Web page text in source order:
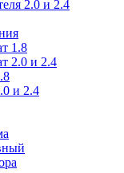
2.0 и 2.4
1.8
2.0 и 2.4
и 2.4